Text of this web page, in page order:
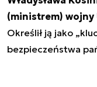
(ministrem) wojny
Określił ją jako
bezpieczeństwa